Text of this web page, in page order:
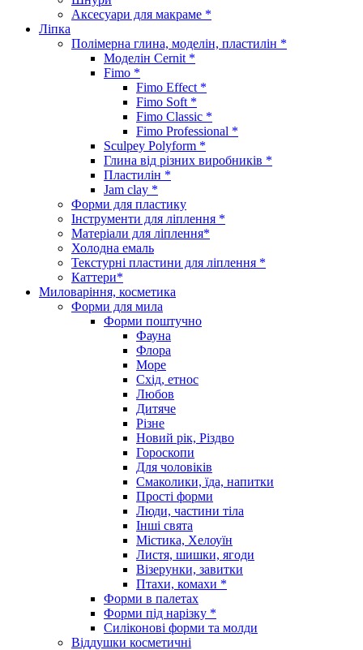
Аксесуари для макраме *
Ліпка
Полімерна глина, моделін, пластилін *
Моделін Cernit *
Fimo *
Fimo Effect *
Fimo Soft *
Fimo Classic *
Fimo Professional *
Sculpey Polyform *
Глина від різних виробників *
Пластилін *
Jam clay *
Форми для пластику
Інструменти для ліплення *
Матеріали для ліплення*
Холодна емаль
Текстурні пластини для ліплення *
Каттери*
Миловаріння, косметика
Форми для мила
Форми поштучно
Фауна
Флора
Море
Схід, етнос
Любов
Дитяче
Різне
Новий рік, Різдво
Гороскопи
Для чоловіків
Смаколики, їда, напитки
Прості форми
Люди, частини тіла
Інші свята
Містика, Хелоуїн
Листя, шишки, ягоди
Візерунки, завитки
Птахи, комахи *
Форми в палетах
Форми під нарізку *
Силіконові форми та молди
Віддушки косметичні